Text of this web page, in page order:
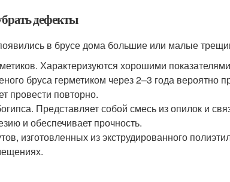
дефекты
в брусе дома большие или малые
Характеризуются хорошими
бруса герметиком через 2–3 года вероятно
провести повторно.
Представляет собой смесь из опилок и
и обеспечивает прочность.
изготовленных из экструдированного